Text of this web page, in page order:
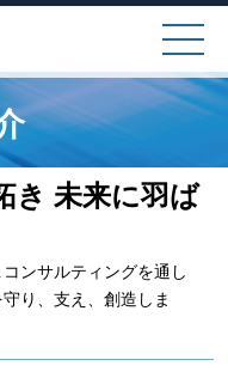
き 未来に羽ば
ンサルティングを通し
り、支え、創造しま